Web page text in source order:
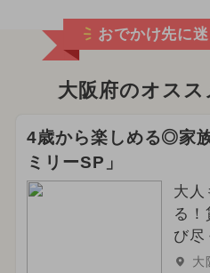
おでかけ先に
大阪府のオス
4歳から楽しめる◎家
ミリーSP」
大人
る！
び尽
大